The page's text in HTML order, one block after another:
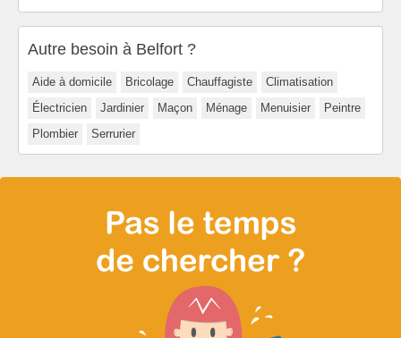
Autre besoin à Belfort ?
Aide à domicile Bricolage Chauffagiste
Climatisation
Électricien
Jardinier Maçon Ménage Menuisier
Peintre
Plombier
Serrurier